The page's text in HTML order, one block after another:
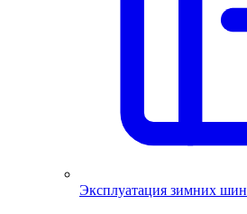
Эксплуатация зимних шин